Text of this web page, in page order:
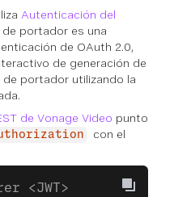
Autenticación del
de portador es una
de OAuth 2.0,
de generación de
de portador utilizando la
de Vonage Video punto
con el
<JWT>